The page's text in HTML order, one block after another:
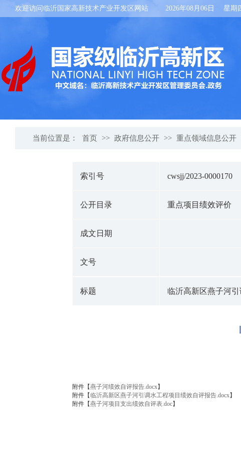
欢迎访问临沂国家高新技术产业开发区网站 2026年08月06日 星期
当前位置是： 首页 >> 政府信息公开 >> 重点领域信息公开
索引号 cwsjj/2023-0000170
公开目录 重点项目绩效评价
成文日期
文号
标题 临沂高新区燕子河
附件【燕子河绩效自评报告.docx】
附件【临沂高新区燕子河引调水工程项目绩效自评报告.docx】
附件【燕子河项目支出绩效自评表.doc】